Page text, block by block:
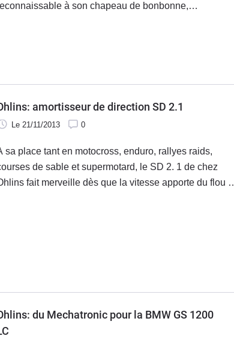
à son chapeau de bonbonne,
amortisseur de direction SD 2.1
Le 21/11/2013 0
sa place tant en motocross, enduro, rallyes raids,
de sable et supermotard, le SD 2. 1 de chez
fait merveille dès que la vitesse apporte du flou à
du Mechatronic pour la BMW GS 1200